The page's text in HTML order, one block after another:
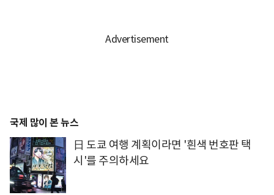
국제 많이 본 뉴스
日 도쿄 여행 계획이라면 '흰색 번호판 택
시'를 주의하세요